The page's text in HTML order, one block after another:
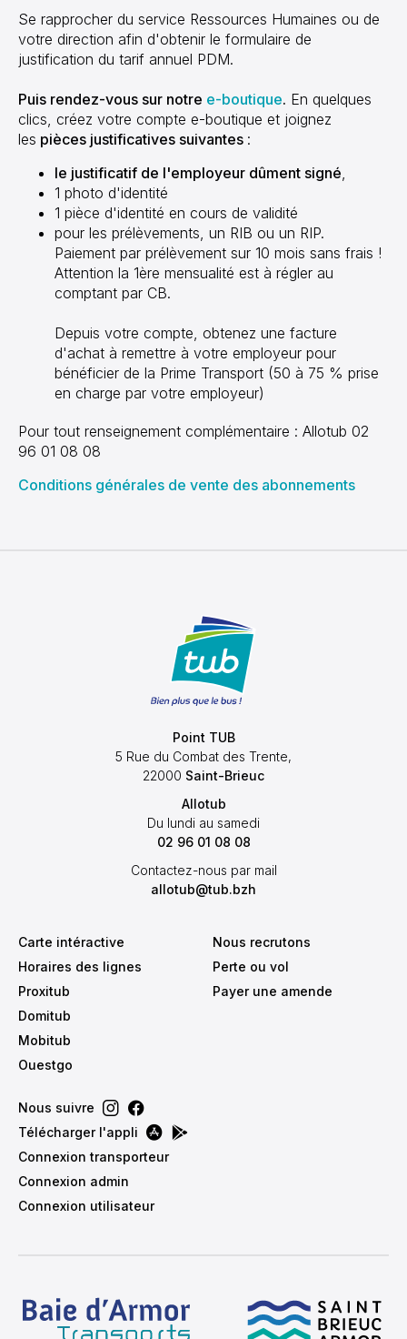
Se rapprocher du service Ressources Humaines ou de
votre direction afin d'obtenir le formulaire de
justification du tarif annuel PDM.
Puis rendez-vous sur notre e-boutique. En quelques
clics, créez votre compte e-boutique et joignez
les pièces justificatives suivantes :
le justificatif de l'employeur dûment signé,
1 photo d'identité
1 pièce d'identité en cours de validité
pour les prélèvements, un RIB ou un RIP.
Paiement par prélèvement sur 10 mois sans frais !
Attention la 1ère mensualité est à régler au
comptant par CB.
Depuis votre compte, obtenez une facture
d'achat à remettre à votre employeur pour
bénéficier de la Prime Transport (50 à 75 % prise
en charge par votre employeur)
Pour tout renseignement complémentaire : Allotub 02
96 01 08 08
Conditions générales de vente des abonnements
Point TUB
5 Rue du Combat des Trente,
22000 Saint-Brieuc
Allotub
Du lundi au samedi
02 96 01 08 08
Contactez-nous par mail
allotub@tub.bzh
Carte intéractive
Horaires des lignes
Proxitub
Domitub
Mobitub
Ouestgo
Nous recrutons
Perte ou vol
Payer une amende
Nous suivre
Télécharger l'appli
Connexion transporteur
Connexion admin
Connexion utilisateur